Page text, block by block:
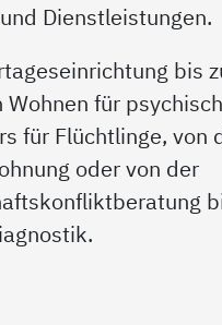
Dienstleistungen.
bis
für
für Flüchtlinge, von
oder von der